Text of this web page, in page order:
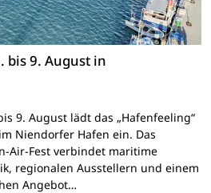
bis 9. August in
9. August lädt das „Hafenfeeling“
Niendorfer Hafen ein. Das
Air-Fest verbindet maritime
regionalen Ausstellern und einem
Angebot…